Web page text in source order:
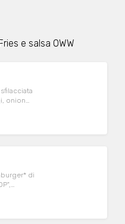
e salsa OWW
onion
di